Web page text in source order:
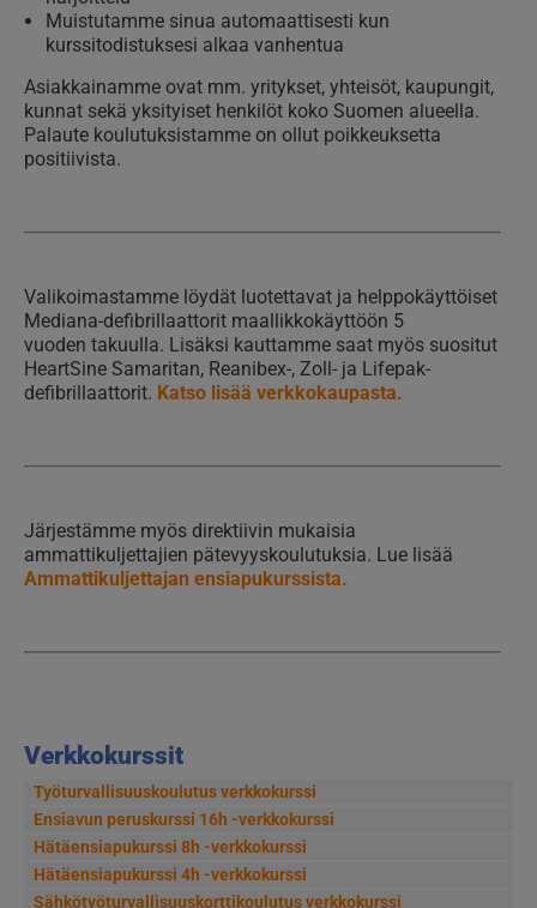
Verkkokurssit
Työturvallisuuskoulutus verkkokurssi
Ensiavun peruskurssi 16h -verkkokurssi
Hätäensiapukurssi 8h -verkkokurssi
Hätäensiapukurssi 4h -verkkokurssi
Sähkötyöturvallisuus­korttikoulutus verkkokurssi
Muistutamme sinua automaattisesti kun
kurssitodistuksesi alkaa vanhentua
Asiakkainamme ovat mm. yritykset, yhteisöt, kaupungit,
kunnat sekä yksityiset henkilöt koko Suomen alueella.
Palaute koulutuksistamme on ollut poikkeuksetta
positiivista.
Valikoimastamme löydät luotettavat ja helppokäyttöiset
Mediana-defibrillaattorit maallikkokäyttöön 5
vuoden takuulla. Lisäksi kauttamme saat myös suositut
HeartSine Samaritan, Reanibex-, Zoll- ja Lifepak-
defibrillaattorit. Katso lisää verkkokaupasta.
Järjestämme myös direktiivin mukaisia
ammattikuljettajien pätevyyskoulutuksia. Lue lisää
Ammattikuljettajan ensiapukurssista.